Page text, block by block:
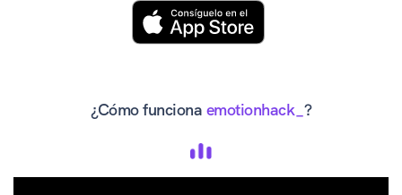
¿Cómo funciona emotionhack_ ?